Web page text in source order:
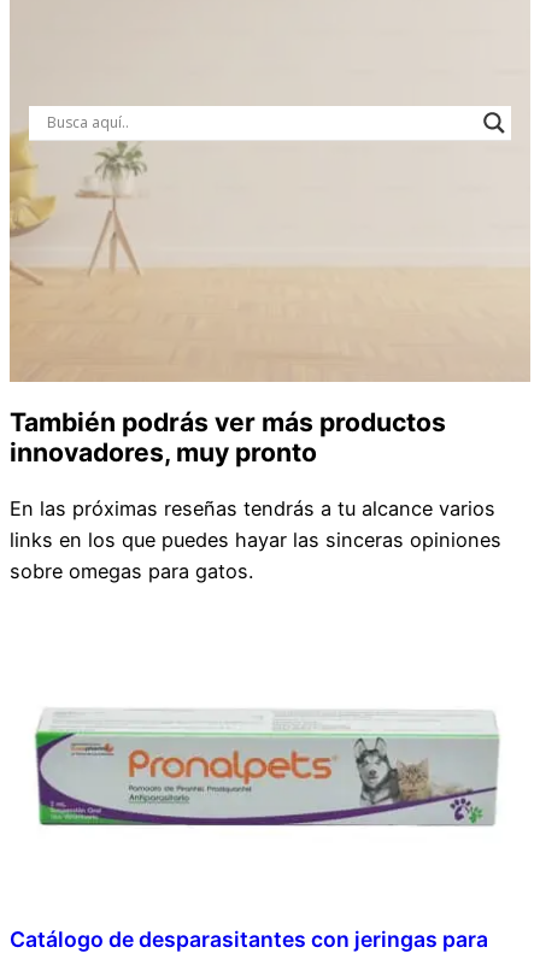
También podrás ver más productos
innovadores, muy pronto
En las próximas reseñas tendrás a tu alcance varios
links en los que puedes hayar las sinceras opiniones
sobre omegas para gatos.
Catálogo de desparasitantes con jeringas para